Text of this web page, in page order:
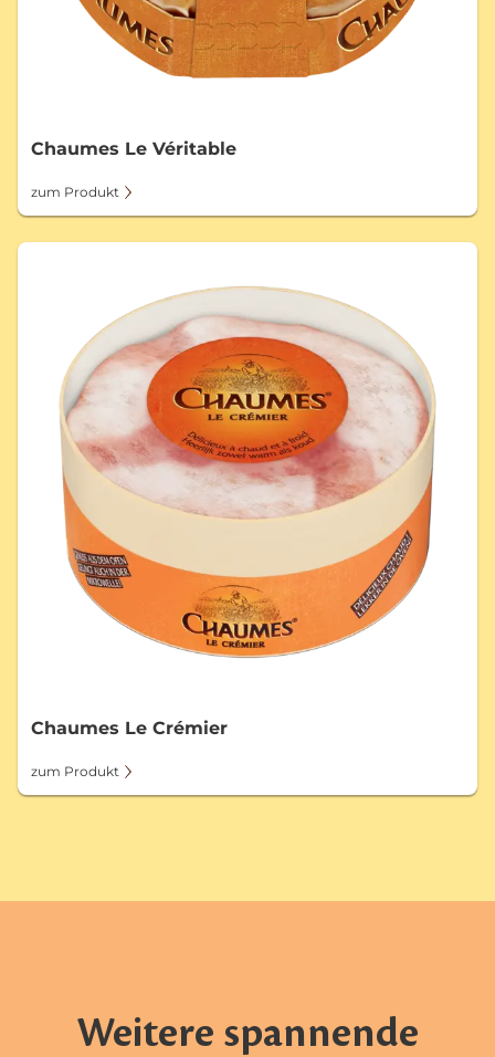
Chaumes Le Véritable
zum Produkt
Chaumes Le Crémier
zum Produkt
Weitere spannende